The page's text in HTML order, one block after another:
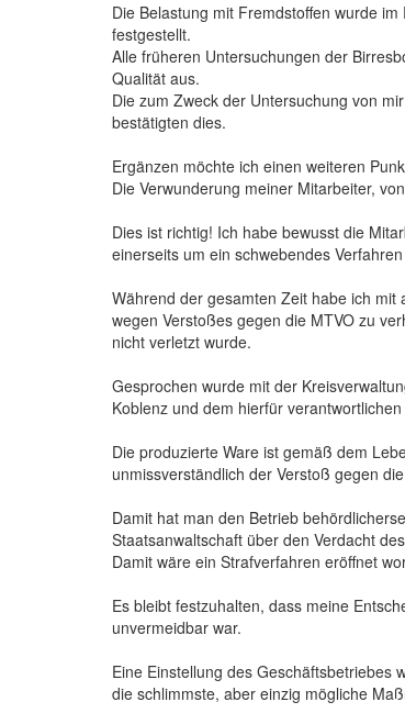
Die Belastung mit Fremdstoffen wurde
festgestellt.
Alle früheren Untersuchungen der
Qualität aus.
Die zum Zweck der Untersuchung von
bestätigten dies.
Ergänzen möchte ich einen weiteren
Die Verwunderung meiner Mitarbeiter,
Dies ist richtig! Ich habe bewusst die
einerseits um ein schwebendes
Während der gesamten Zeit habe ich
wegen Verstoßes gegen die MTVO zu
nicht verletzt wurde.
Gesprochen wurde mit der
Koblenz und dem hierfür
Die produzierte Ware ist gemäß dem
unmissverständlich der Verstoß gegen
Damit hat man den Betrieb
Staatsanwaltschaft über den Verdacht
Damit wäre ein Strafverfahren eröffnet
Es bleibt festzuhalten, dass meine
unvermeidbar war.
Eine Einstellung des Geschäftsbetriebes
die schlimmste, aber einzig mögliche